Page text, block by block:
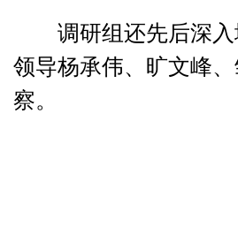
调研组还先后深入
领导杨承伟、旷文峰
察。